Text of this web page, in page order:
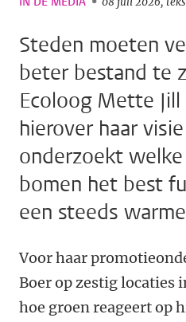
Steden moeten
beter bestand te
Ecoloog Mette
hierover haar
onderzoekt
bomen het best
een steeds
Voor haar
Boer op zestig locaties
hoe groen reageert op